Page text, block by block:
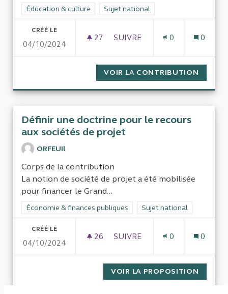
Filtrer les résultats de la catégorie : Éducation & culture
Éducation & culture Filtrer les résultats pour le secteur :
Sujet national
CRÉÉ LE
04/10/2024
27 27 ABONNÉS
SUIVRE
0 0
VOIR LA CONTRIBUTION
Définir une doctrine pour le recours
aux sociétés de projet
ORFEUIl
Corps de la contribution
La notion de société de projet a été mobilisée
pour financer le Grand...
Filtrer les résultats de la catégorie : Économie & finances
Économie & finances publiques Filtrer les résultats pour
Sujet national
CRÉÉ LE
04/10/2024
26 26 ABONNÉS
SUIVRE
0 0
VOIR LA PROPOSITION